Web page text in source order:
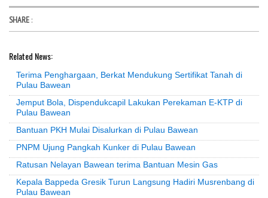
SHARE :
Related News:
Terima Penghargaan, Berkat Mendukung Sertifikat Tanah di
Pulau Bawean
Jemput Bola, Dispendukcapil Lakukan Perekaman E-KTP di
Pulau Bawean
Bantuan PKH Mulai Disalurkan di Pulau Bawean
PNPM Ujung Pangkah Kunker di Pulau Bawean
Ratusan Nelayan Bawean terima Bantuan Mesin Gas
Kepala Bappeda Gresik Turun Langsung Hadiri Musrenbang di
Pulau Bawean